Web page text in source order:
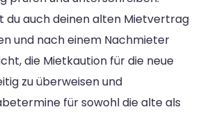
du auch deinen alten Mietvertrag
und nach einem Nachmieter
die Mietkaution für die neue
zu überweisen und
für sowohl die alte als